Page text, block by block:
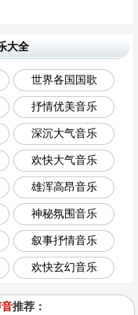
大全
世界各国国歌
抒情优美音乐
深沉大气音乐
欢快大气音乐
雄浑高昂音乐
神秘氛围音乐
叙事抒情音乐
欢快玄幻音乐
推荐：